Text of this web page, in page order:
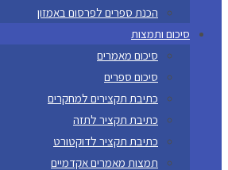
הכנת ספרים לפרסום באמזון
סיכום ותמצות
סיכום מאמרים
סיכום ספרים
כתיבת תקצירים למחקרים
כתיבת תקציר לתזה
כתיבת תקציר לדוקטורט
תמצות מאמרים אקדמיים